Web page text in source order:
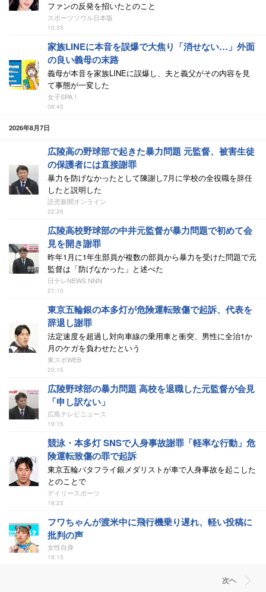
ファンの反発を招いたとのこと
スポーツソウル日本版
10:35
家族LINEに本音を誤爆で大焦り「消せない…」外面
の良い義母の末路
義母が本音を家族LINEに誤爆し、夫と義父がその内容を見
て事態が一変した
女子SPA！
08:45
2026年8月7日
広陵高の野球部で起きた暴力問題 元監督、被害生徒
の保護者には直接謝罪
暴力を防げなかったとして陳謝し7月に学校の全役職を辞任
したと説明した
読売新聞オンライン
22:26
広陵高校野球部の中井元監督が暴力問題で初めて会
見を開き謝罪
昨年1月に1年生部員が複数の部員から暴力を受けた問題で元
監督は「防げなかった」と述べた
日テレNEWS NNN
21:10
東京五輪銀の本多灯が危険運転致傷で起訴、代表を
辞退し謝罪
法定速度を超過し対向車線の乗用車と衝突、男性に全治1か
月のケガを負わせたという
東スポWEB
20:15
広陵野球部の暴力問題 高校を退職した元監督が会見
「申し訳ない」
広島テレビニュース
19:15
競泳・本多灯 SNSで人身事故謝罪「軽率な行動」危
険運転致傷の罪で起訴
東京五輪バタフライ銀メダリストが車で人身事故を起こした
とのことで
デイリースポーツ
18:23
フワちゃんが渡米中に飛行機乗り遅れ、軽い投稿に
批判の声
女性自身
18:15
次ヘ